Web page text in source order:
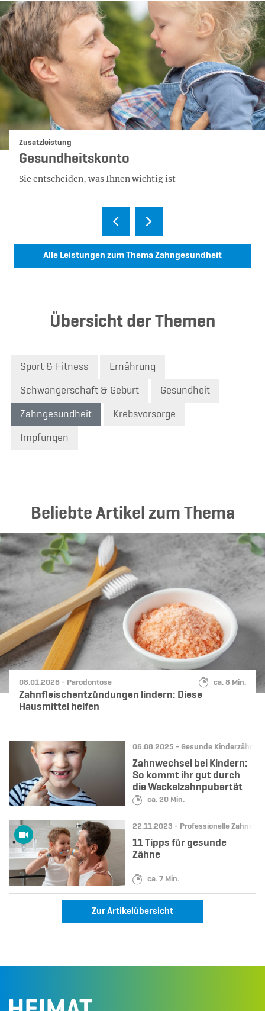
Kategorie:
Zusatzleistung
Gesundheitskonto
Sie entscheiden, was Ihnen wichtig ist
Alle Leistungen zum Thema Zahngesundheit
Übersicht der Themen
Sport & Fitness Ernährung
Schwangerschaft & Geburt Gesundheit
Zahngesundheit Krebsvorsorge
Impfungen
Beliebte Artikel zum Thema
Datum:
08.01.2026 - Kategorie:
Parodontose Lesedauer:
ca. 8 Min.
Zahnfleischentzündungen lindern: Diese
Hausmittel helfen
Datum:
06.08.2025 - Kategorie:
Gesunde Kinderzähne
Lesedauer:
ca. 20 Min.
Zahnwechsel bei Kindern:
So kommt ihr gut durch
die Wackelzahnpubertät
Datum:
22.11.2023 - Kategorie:
Professionelle
Lesedauer:
ca. 7 Min.
11 Tipps für gesunde
Zähne
Zur Artikelübersicht